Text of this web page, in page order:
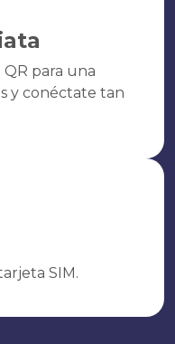
para una
y conéctate tan
SIM.